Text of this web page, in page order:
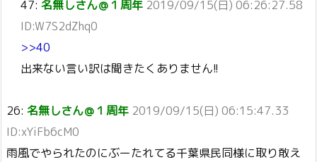
47: 名無しさん＠１周年 2019/09/15(日) 06:26:27.58
ID:W7S2dZhq0
>>40
出来ない言い訳は聞きたくありません!!
26: 名無しさん＠１周年 2019/09/15(日) 06:15:47.33
ID:xYiFb6cM0
雨風でやられたのにぶーたれてる千葉県民同様に取り敢え